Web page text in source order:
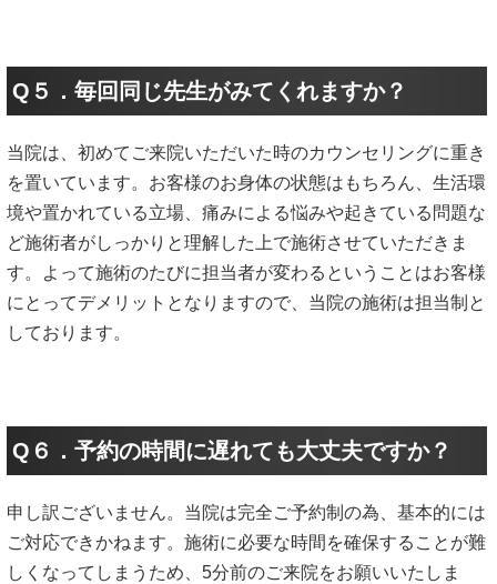
Q５．毎回同じ先生がみてくれますか？
当院は、初めてご来院いただいた時のカウンセリングに重き
を置いています。お客様のお身体の状態はもちろん、生活環
境や置かれている立場、痛みによる悩みや起きている問題な
ど施術者がしっかりと理解した上で施術させていただきま
す。よって施術のたびに担当者が変わるということはお客様
にとってデメリットとなりますので、当院の施術は担当制と
しております。
Q６．予約の時間に遅れても大丈夫ですか？
申し訳ございません。当院は完全ご予約制の為、基本的には
ご対応できかねます。施術に必要な時間を確保することが難
しくなってしまうため、5分前のご来院をお願いいたしま